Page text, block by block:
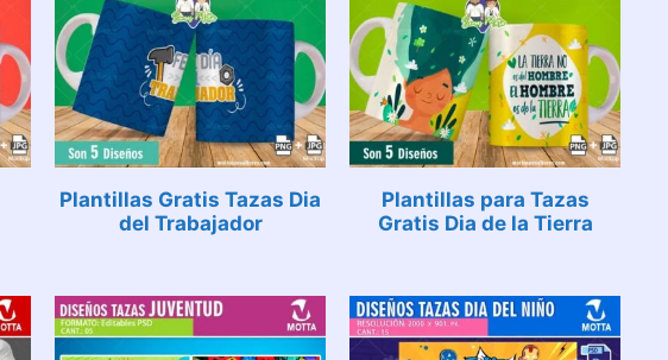
Plantillas Gratis Tazas Dia
del Trabajador
Plantillas para Tazas
Gratis Dia de la Tierra